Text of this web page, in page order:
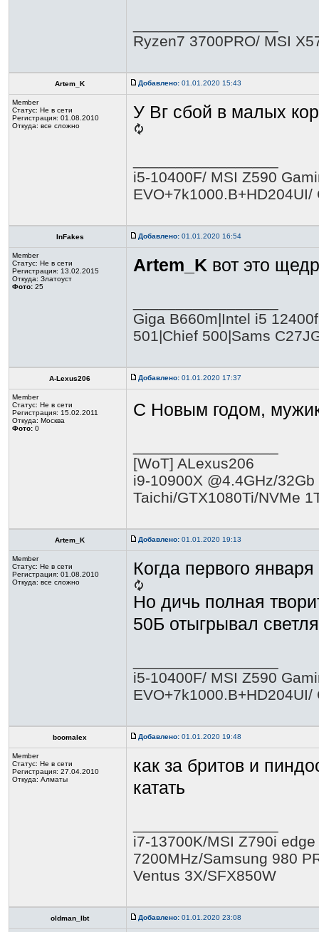
Ryzen7 3700PRO/ MSI
Artem_K Добавлено: 01.01.2020 15:43
Member
Статус: Не в сети
Регистрация: 01.08.2010
Откуда: все сложно
У Вг сбой в малых
i5-10400F/ MSI Z590
InFakes Добавлено: 01.01.2020 16:54
Member
Статус: Не в сети
Регистрация: 13.02.2015
Откуда: Златоуст
Фото: 25
Artem_K вот это
Giga B660m|Intel i5
501|Chief 500|Sams
A-Lexus206 Добавлено: 01.01.2020 17:37
Member
Статус: Не в сети
Регистрация: 15.02.2011
Откуда: Москва
Фото: 0
С Новым годом,
[WoT] ALexus206
i9-10900Х @4.4GHz/
Taichi/GTX1080Ti/NVMe
Artem_K Добавлено: 01.01.2020 19:13
Member
Статус: Не в сети
Регистрация: 01.08.2010
Откуда: все сложно
Когда первого
Но дичь полная
50Б отыгрывал
i5-10400F/ MSI Z590
boomalex Добавлено: 01.01.2020 19:48
Member
Статус: Не в сети
Регистрация: 27.04.2010
Откуда: Алматы
как за бритов и
катать
i7-13700K/MSI Z790i
7200MHz/Samsung 980
Ventus 3X/SFX850W
oldman_lbt Добавлено: 01.01.2020 23:08